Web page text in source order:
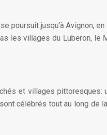
poursuit jusqu’à Avignon,
villages du Luberon, le
et villages
célébrés tout au long de